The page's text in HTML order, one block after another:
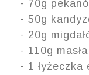
- 70g
- 50g
- 20g
- 110g masła
- 1 łyżeczka